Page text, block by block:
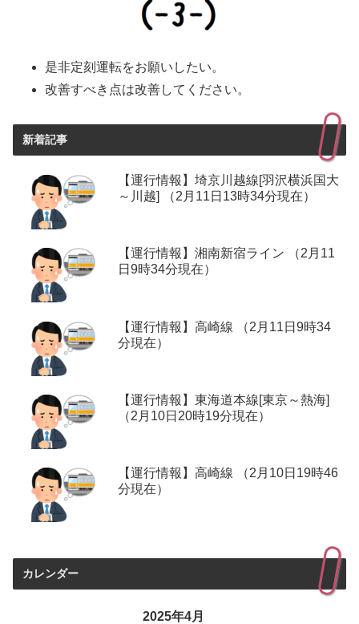
是非定刻運転をお願いしたい。
改善すべき点は改善してください。
新着記事
【運行情報】埼京川越線[羽沢横浜国大
～川越] （2月11日13時34分現在）
【運行情報】湘南新宿ライン （2月11
日9時34分現在）
【運行情報】高崎線 （2月11日9時34
分現在）
【運行情報】東海道本線[東京～熱海]
（2月10日20時19分現在）
【運行情報】高崎線 （2月10日19時46
分現在）
カレンダー
2025年4月